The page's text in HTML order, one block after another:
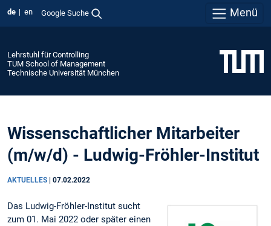
de en Google Suche Menü
Lehrstuhl für Controlling
TUM School of Management
Technische Universität München
Wissenschaftlicher Mitarbeiter
(m/w/d) - Ludwig-Fröhler-Institut
AKTUELLES 07.02.2022
Das Ludwig-Fröhler-Institut sucht
zum 01. Mai 2022 oder später einen